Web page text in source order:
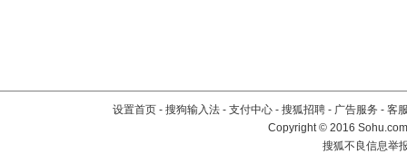
设置首页 - 搜狗输入法 - 支付中心 - 搜狐招聘 - 广告服务 - 客
Copyright©2016
搜狐不良信息举